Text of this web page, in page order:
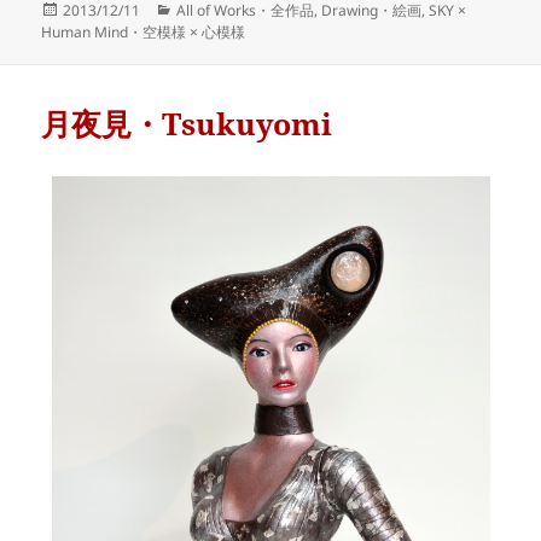
Posted
on
2013/12/11 Categories
All of Works・全作品, Drawing・絵画,SKY ×
Human Mind・空模様 × 心模様
月夜見・Tsukuyomi